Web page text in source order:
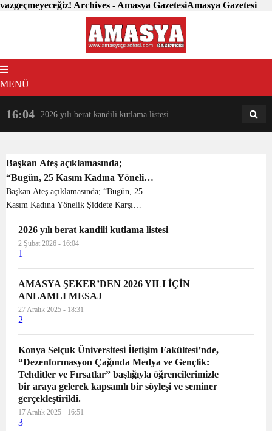
vazgeçmeyeceğiz! Archives - Amasya GazetesiAmasya Gazetesi
MENÜ
16:04 2026 yılı berat kandili kutlama listesi 18:31
Başkan Ateş açıklamasında;
“Bugün, 25 Kasım Kadına Yönelik
Şiddete Karşı Uluslararası
Mücadele Günü. Cumhuriyet Halk
ve 973 ilçede alanlarda eş zamanlı
basın açıklaması yapıyoruz. Şiddet
kardeşlerimizi saygıyla anıyoruz.
Bugün, dünyada ve ülkemizin dört
bir yanındaki kadınlarla tek yürek
olduk: her türlü şiddete, sömürüye
ve savaşa meydan okuyoruz.
Dünya tarihine “kelebekler” olarak
geçen Mirabel Kardeşler’in
direnişine sahip çıkıyoruz. Bundan
tam 63 yıl önce Dominik
Cumhuriyeti’nde diktatörün
devrilmesi için canları ile bedel
Başkan Ateş açıklamasında; “Bugün, 25
Kasım Kadına Yönelik Şiddete Karşı
Cumhuriyet Halk Partisi Kadın Kolları
olarak, 81 il ve 973 ilçede alanlarda eş
zamanlı basın açıkla...
2026 yılı berat kandili kutlama listesi
2 Şubat 2026 - 16:04
1
AMASYA ŞEKER’DEN 2026 YILI İÇİN
ANLAMLI MESAJ
27 Aralık 2025 - 18:31
2
Konya Selçuk Üniversitesi İletişim Fakültesi’nde,
“Dezenformasyon Çağında Medya ve Gençlik:
Tehditler ve Fırsatlar” başlığıyla öğrencilerimizle
bir araya gelerek kapsamlı bir söyleşi ve seminer
gerçekleştirildi.
17 Aralık 2025 - 16:51
3